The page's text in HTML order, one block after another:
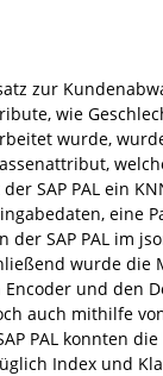
zur
wie
wurde,
SAP PAL ein
eine
SAP PAL im
wurde
und den
auch mithilfe
PAL konnten
Index und